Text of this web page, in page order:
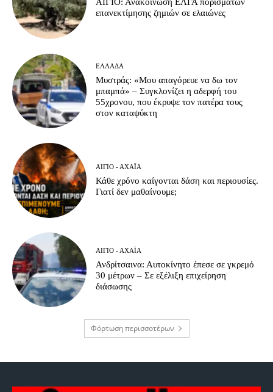
επανεκτίμησης ζημιών σε ελαιώνες
ΕΛΛΆΔΑ
Μυστράς: «Μου απαγόρευε να δω τον
μπαμπά» – Συγκλονίζει η αδερφή του
55χρονου, που έκρυψε τον πατέρα τους
στον καταψύκτη
ΑΊΓΙΟ - ΑΧΑΪ́Α
Κάθε χρόνο καίγονται δάση και περιουσίες.
Γιατί δεν μαθαίνουμε;
ΑΊΓΙΟ - ΑΧΑΪ́Α
Ανδρίτσαινα: Αυτοκίνητο έπεσε σε γκρεμό
30 μέτρων – Σε εξέλιξη επιχείρηση
διάσωσης
Φόρτωση περισσοτέρων